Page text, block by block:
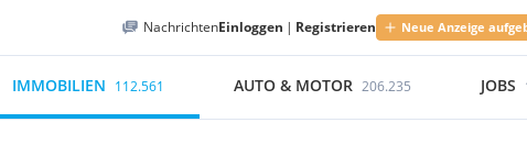
NachrichtenEinloggen | Registrieren Neue Anzeige
IMMOBILIEN 112.561 AUTO & MOTOR 206.235 JOBS